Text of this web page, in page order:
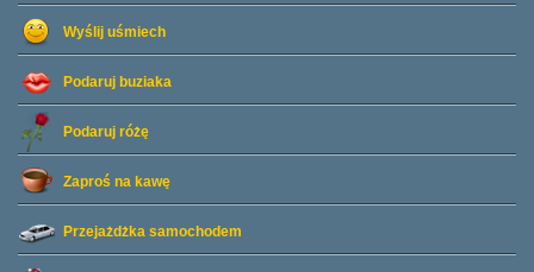
Wyślij uśmiech
Podaruj buziaka
Podaruj różę
Zaproś na kawę
Przejażdżka samochodem